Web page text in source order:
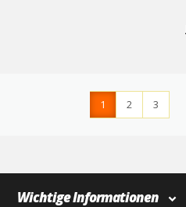
1 2
3
Wichtige Informationen